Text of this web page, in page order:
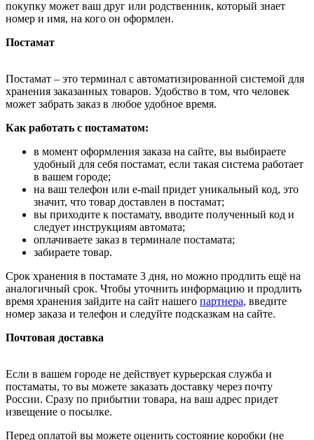
покупку может ваш друг или родственник, который знает
номер и имя, на кого он оформлен.
Постамат
Постамат – это терминал с автоматизированной системой для
хранения заказанных товаров. Удобство в том, что человек
может забрать заказ в любое удобное время.
Как работать с постаматом:
в момент оформления заказа на сайте, вы выбираете
удобный для себя постамат, если такая система работает
в вашем городе;
на ваш телефон или e-mail придет уникальный код, это
значит, что товар доставлен в постамат;
вы приходите к постамату, вводите полученный код и
следует инструкциям автомата;
оплачиваете заказ в терминале постамата;
забираете товар.
Срок хранения в постамате 3 дня, но можно продлить ещё на
аналогичный срок. Чтобы уточнить информацию и продлить
время хранения зайдите на сайт нашего партнера, введите
номер заказа и телефон и следуйте подсказкам на сайте.
Почтовая доставка
Если в вашем городе не действует курьерская служба и
постаматы, то вы можете заказать доставку через почту
России. Сразу по прибытии товара, на ваш адрес придет
извещение о посылке.
Перед оплатой вы можете оценить состояние коробки (не